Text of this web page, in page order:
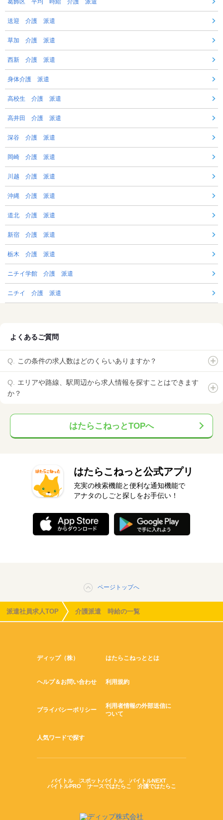
葛飾区 平均 時給 介護 派遣
送迎 介護 派遣
草加 介護 派遣
西新 介護 派遣
身体介護 派遣
高校生 介護 派遣
高井田 介護 派遣
深谷 介護 派遣
岡崎 介護 派遣
川越 介護 派遣
沖縄 介護 派遣
道北 介護 派遣
新宿 介護 派遣
栃木 介護 派遣
ニチイ学館 介護 派遣
ニチイ 介護 派遣
よくあるご質問
この条件の求人数はどのくらいありますか？
エリアや路線、駅周辺から求人情報を探すことはできます
か？
はたらこねっとTOPへ
はたらこねっと公式アプリ
充実の検索機能と便利な通知機能で
アナタのしごと探しをお手伝い！
ページトップへ
派遣社員求人TOP 介護派遣 時給の一覧
ディップ（株） はたらこねっととは
ヘルプ＆お問い合わせ 利用規約
プライバシーポリシー
利用者情報の外部送信に
ついて
人気ワードで探す
バイトル スポットバイトル
バイトルNEXT
バイトルPRO
ナースではたらこ 介護ではたらこ